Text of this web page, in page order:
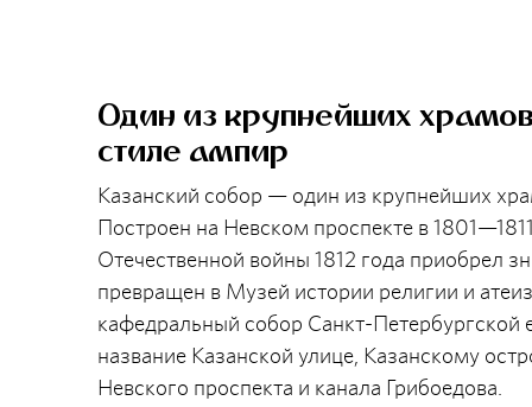
Один из крупнейших
стиле ампир
Казанский собор — один из крупнейших
Построен на Невском проспекте в
Отечественной войны 1812 года приобрел
превращен в Музей истории религии и
кафедральный собор Санкт-
название Казанской улице, Казанскому
Невского проспекта и канала Грибоедова.